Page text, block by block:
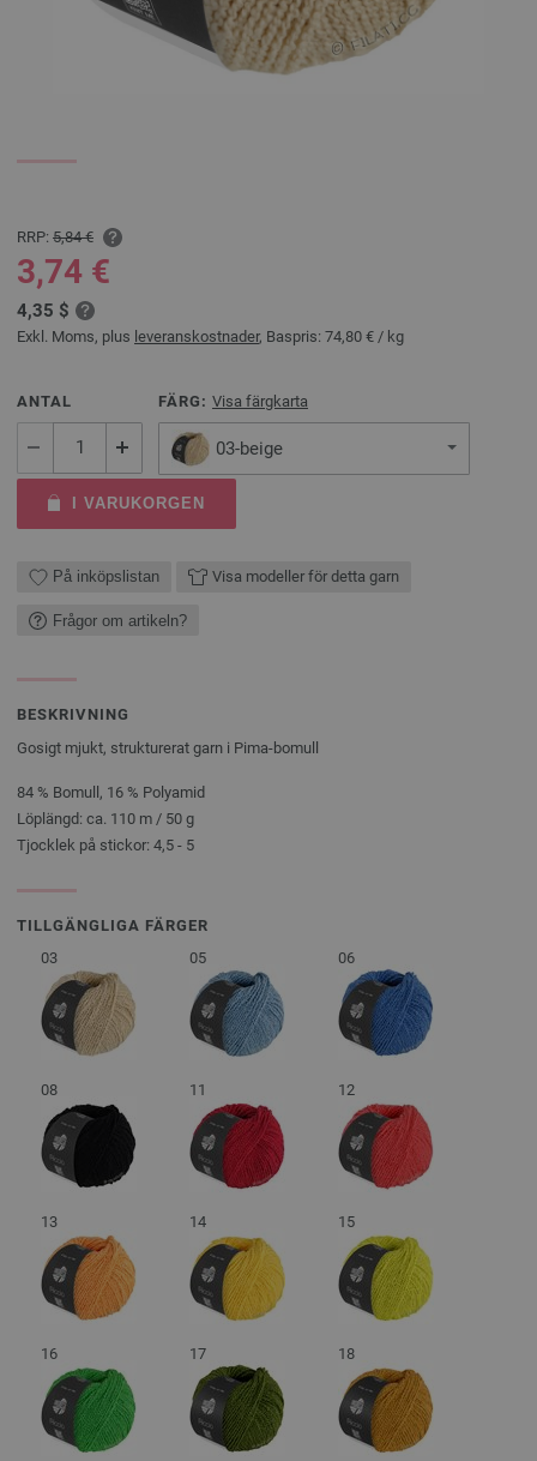
RRP: 5,84 €
3,74 €
4,35 $
Exkl. Moms, plus leveranskostnader, Baspris: 74,80 € / kg
ANTAL FÄRG: Visa färgkarta
03-beige
I VARUKORGEN
På inköpslistan Visa modeller för detta garn
Frågor om artikeln?
BESKRIVNING
Gosigt mjukt, strukturerat garn i Pima-bomull
84 % Bomull, 16 % Polyamid
Löplängd: ca. 110 m / 50 g
Tjocklek på stickor: 4,5 - 5
TILLGÄNGLIGA FÄRGER
03
05 06
08 11 12
13 14 15
16 17 18